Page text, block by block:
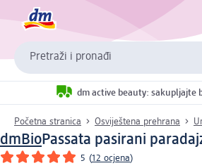
Pretraži i pronađi
dm active beauty: sakupljajte
Početna stranica Osviještena prehrana
dmBioPassata pasirani
5 (12 ocjena)